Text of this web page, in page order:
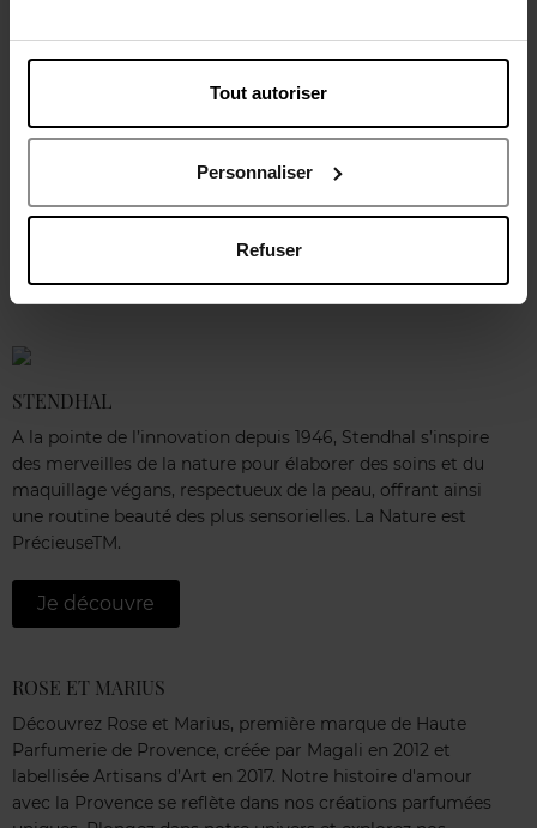
Tout autoriser
Personnaliser
Refuser
METHODE JEANNE PIAUBERT
Une synergie unique de la cosmétique, la physique et la
mécanique, pour des résultats anti-âge et minceur
exceptionnels : jusqu’à 4 fois supérieurs aux soins
traditionnels. La Beauté a sa Méthode.
STENDHAL
A la pointe de l’innovation depuis 1946, Stendhal s’inspire
des merveilles de la nature pour élaborer des soins et du
maquillage végans, respectueux de la peau, offrant ainsi
une routine beauté des plus sensorielles. La Nature est
PrécieuseTM.
Je découvre
ROSE ET MARIUS
Découvrez Rose et Marius, première marque de Haute
Parfumerie de Provence, créée par Magali en 2012 et
labellisée Artisans d’Art en 2017. Notre histoire d'amour
avec la Provence se reflète dans nos créations parfumées